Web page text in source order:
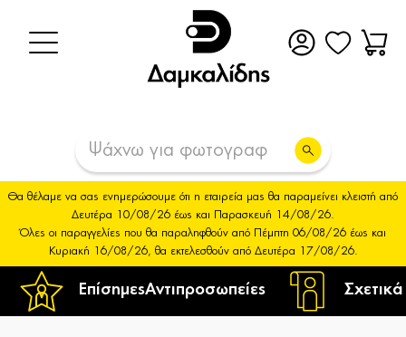
ΕπίσημεςΑντιπροσωπείες
Θα θέλαμε να σας ενημερώσουμε ότι η εταιρεία μας θα παραμείνει κλειστή από
Δευτέρα 10/08/26 έως και Παρασκευή 14/08/26.
Όλες οι παραγγελίες που θα παραληφθούν από Πέμπτη 06/08/26 έως και
Κυριακή 16/08/26, θα εκτελεσθούν από Δευτέρα 17/08/26.